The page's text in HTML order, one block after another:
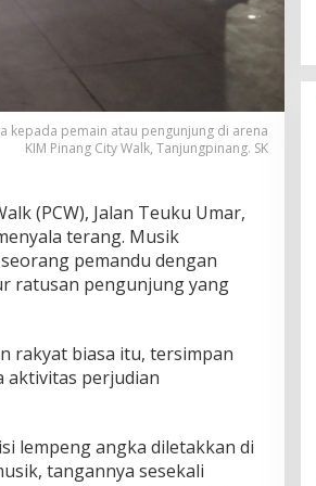
kepada pemain atau pengunjung di arena
KIM Pinang City Walk, Tanjungpinang. SK
(PCW), Jalan Teuku Umar,
terang. Musik
pemandu dengan
ratusan pengunjung yang
rakyat biasa itu, tersimpan
aktivitas perjudian
lempeng angka diletakkan di
tangannya sesekali